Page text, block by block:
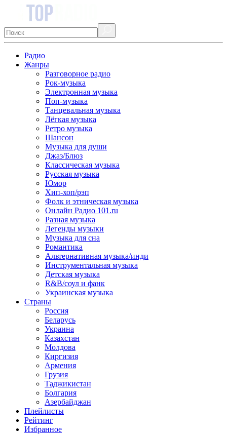
Радио
Жанры
Разговорное радио
Рок-музыка
Электронная музыка
Поп-музыка
Танцевальная музыка
Лёгкая музыка
Ретро музыка
Шансон
Музыка для души
Джаз/Блюз
Классическая музыка
Русская музыка
Юмор
Хип-хоп/рэп
Фолк и этническая музыка
Онлайн Радио 101.ru
Разная музыка
Легенды музыки
Музыка для сна
Романтика
Альтернативная музыка/инди
Инструментальная музыка
Детская музыка
R&B/cоул и фанк
Украинская музыка
Страны
Россия
Беларусь
Украина
Казахстан
Молдова
Киргизия
Армения
Грузия
Таджикистан
Болгария
Азербайджан
Плейлисты
Рейтинг
Избранное